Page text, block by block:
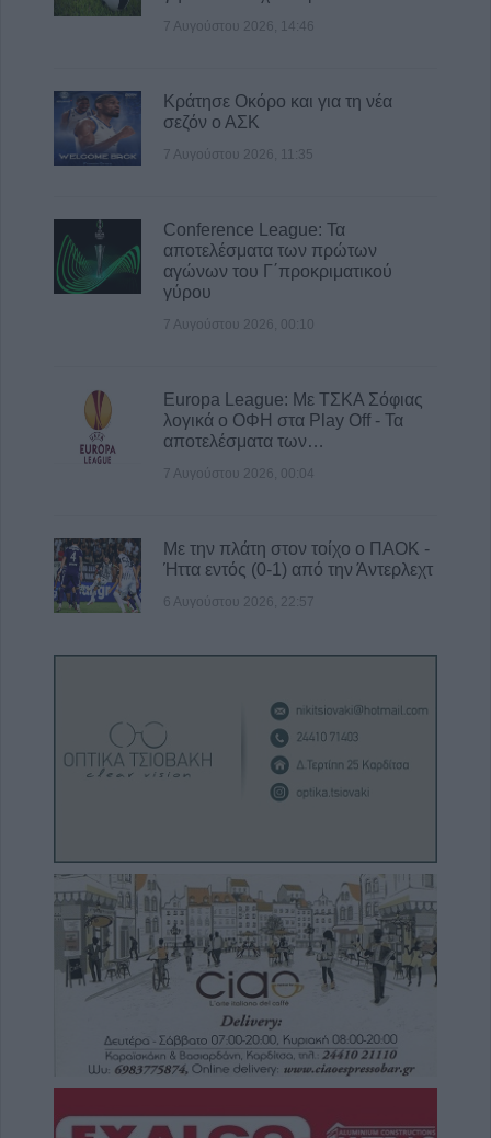
7 Αυγούστου 2026, 14:46
Κράτησε Οκόρο και για τη νέα
σεζόν ο ΑΣΚ
7 Αυγούστου 2026, 11:35
Conference League: Τα
αποτελέσματα των πρώτων
αγώνων του Γ΄προκριματικού
γύρου
7 Αυγούστου 2026, 00:10
Europa League: Με ΤΣΚΑ Σόφιας
λογικά ο ΟΦΗ στα Play Off - Τα
αποτελέσματα των…
7 Αυγούστου 2026, 00:04
Με την πλάτη στον τοίχο ο ΠΑΟΚ -
Ήττα εντός (0-1) από την Άντερλεχτ
6 Αυγούστου 2026, 22:57